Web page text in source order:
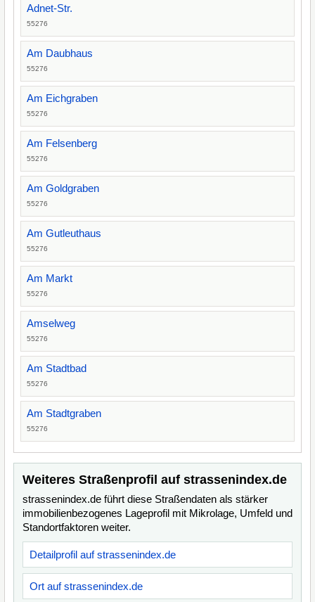
Adnet-Str.
55276
Am Daubhaus
55276
Am Eichgraben
55276
Am Felsenberg
55276
Am Goldgraben
55276
Am Gutleuthaus
55276
Am Markt
55276
Amselweg
55276
Am Stadtbad
55276
Am Stadtgraben
55276
Weiteres Straßenprofil auf strassenindex.de
strassenindex.de führt diese Straßendaten als stärker
immobilienbezogenes Lageprofil mit Mikrolage, Umfeld und
Standortfaktoren weiter.
Detailprofil auf strassenindex.de
Ort auf strassenindex.de